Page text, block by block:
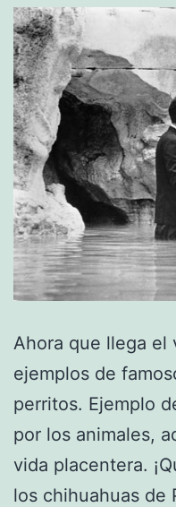
Ahora que llega el
ejemplos de
perritos. Ejemplo
por los animales,
vida placentera.
los chihuahuas de